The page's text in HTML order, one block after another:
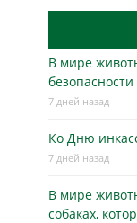
В мире
безопасности
7 дней назад
Ко Дню
7 дней назад
В мире
собаках,